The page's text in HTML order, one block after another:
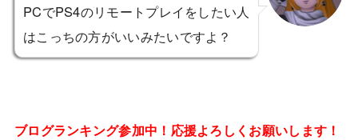
PCでPS4のリモートプレイをしたい人
はこっちの方がいいみたいですよ？
ブログランキング参加中！応援よろしくお願いします！